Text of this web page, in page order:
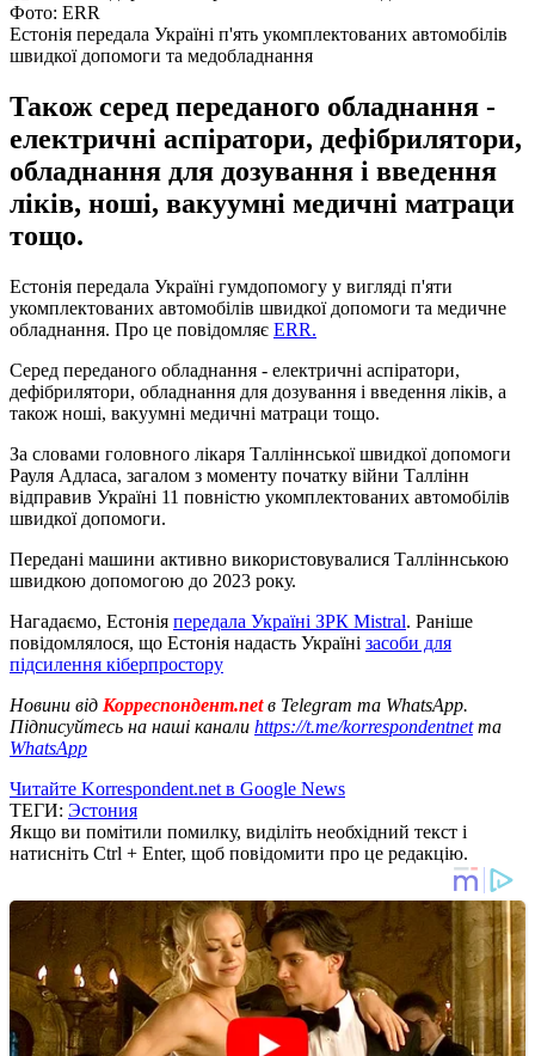
Фото: ERR
Естонія передала Україні п'ять укомплектованих автомобілів
швидкої допомоги та медобладнання
Також серед переданого обладнання -
електричні аспіратори, дефібрилятори,
обладнання для дозування і введення
ліків, ноші, вакуумні медичні матраци
тощо.
Естонія передала Україні гумдопомогу у вигляді п'яти
укомплектованих автомобілів швидкої допомоги та медичне
обладнання. Про це повідомляє ERR.
Серед переданого обладнання - електричні аспіратори,
дефібрилятори, обладнання для дозування і введення ліків, а
також ноші, вакуумні медичні матраци тощо.
За словами головного лікаря Талліннської швидкої допомоги
Рауля Адласа, загалом з моменту початку війни Таллінн
відправив Україні 11 повністю укомплектованих автомобілів
швидкої допомоги.
Передані машини активно використовувалися Талліннською
швидкою допомогою до 2023 року.
Нагадаємо, Естонія передала Україні ЗРК Mistral. Раніше
повідомлялося, що Естонія надасть Україні засоби для
підсилення кіберпростору
Новини від Корреспондент.netв Telegram та WhatsApp.
Підписуйтесь на наші канали https://t.me/korrespondentnetта
WhatsApp
Читайте Korrespondent.net в Google News
ТЕГИ: Эстония
Якщо ви помітили помилку, виділіть необхідний текст і
натисніть Ctrl + Enter, щоб повідомити про це редакцію.